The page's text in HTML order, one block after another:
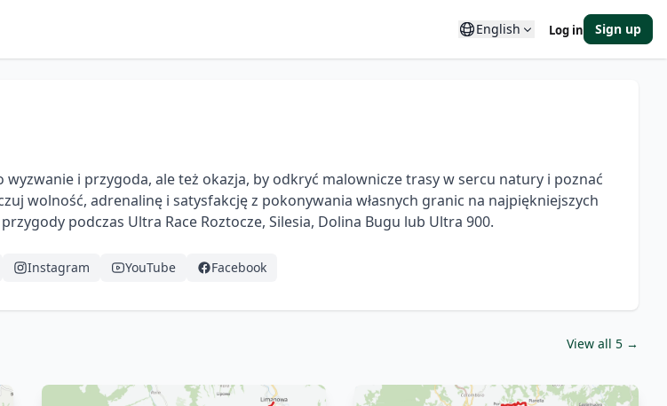
English Log in Sign up
i przygoda, ale też okazja, by odkryć malownicze trasy w sercu natury i poznać
wolność, adrenalinę i satysfakcję z pokonywania własnych granic na najpiękniejszych
podczas Ultra Race Roztocze, Silesia, Dolina Bugu lub Ultra 900.
Instagram YouTube Facebook
View all 5 →